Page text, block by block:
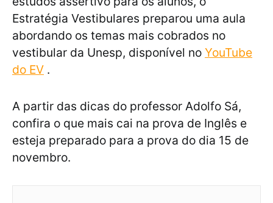
Estratégia Vestibulares preparou uma aula
abordando os temas mais cobrados no
vestibular da Unesp, disponível no YouTube
do EV .
A partir das dicas do professor Adolfo Sá,
confira o que mais cai na prova de Inglês e
esteja preparado para a prova do dia 15 de
novembro.